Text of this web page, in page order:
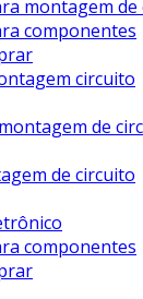
montagem
componentes
circuito
de
de circuito
componentes